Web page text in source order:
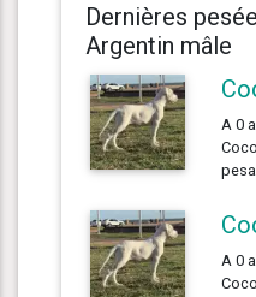
Dernières
Argentin mâle
A 0
A 0